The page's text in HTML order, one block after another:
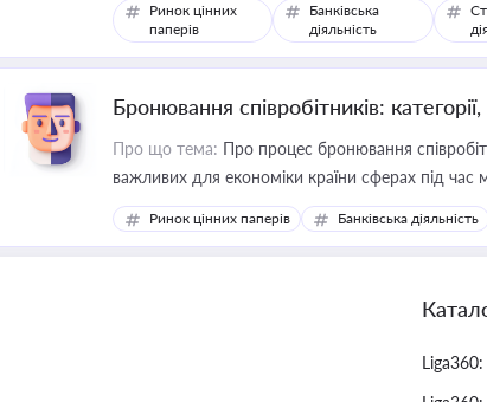
Ринок цінних
паперів
Банківська
діяльність
Бронювання співробітників:
Про що тема: Про процес бронювання
важливих для економіки країни сферах під час
Ринок цінних паперів Банківська діяльність
Liga360: